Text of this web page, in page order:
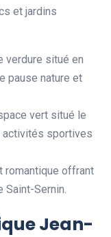
et jardins
verdure situé en
pause nature et
vert situé le
activités sportives
romantique offrant
Sernin.
Jean-